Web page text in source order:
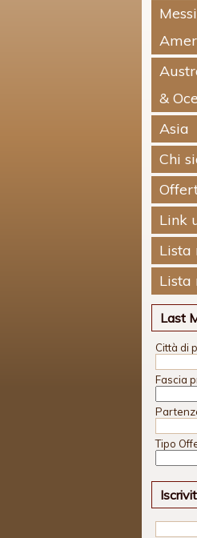
&
Asia
Chi
Link
Lista
Lista
Last
Città di
Fascia
Tipo